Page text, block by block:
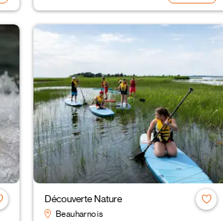
Découverte Nature
Beauharnois